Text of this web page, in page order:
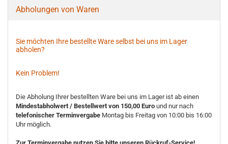
Abholungen von Waren
Sie möchten Ihre bestellte Ware selbst bei uns im Lager
abholen?
Kein Problem!
Die Abholung Ihrer bestellten Ware bei uns im Lager ist ab einen
Mindestabholwert / Bestellwert von 150,00 Euro und nur nach
telefonischer Terminvergabe Montag bis Freitag von 10:00 bis 16:00
Uhr möglich.